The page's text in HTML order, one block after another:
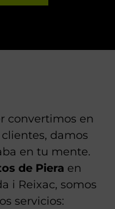
convertimos en
damos
en tu mente.
de Piera en
i Reixac, somos
servicios: